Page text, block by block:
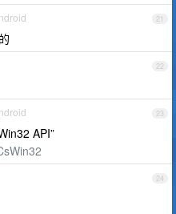
21
22
23
API”
24